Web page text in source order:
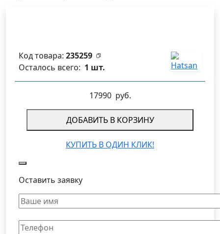
Код товара: 235259
Осталось всего: 1 шт.
17990 руб.
ДОБАВИТЬ В КОРЗИНУ
КУПИТЬ В ОДИН КЛИК!
Оставить заявку